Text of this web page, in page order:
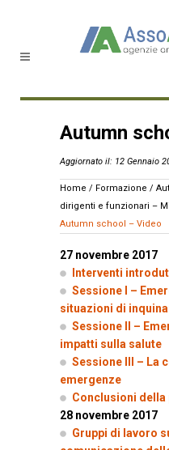
Autumn
Aggiornato il: 12 Gennaio
Home / Formazione /
dirigenti e funzionari –
Autumn school – Video
27 novembre 2017
Interventi
Sessione I –
situazioni di
Sessione II –
impatti sulla salute
Sessione III – La
emergenze
Conclusioni
28 novembre 2017
Gruppi di lavoro